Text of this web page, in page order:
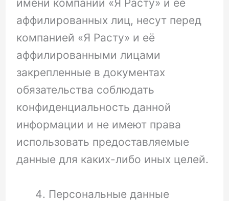
имени компании «Я Расту» и её
аффилированных лиц, несут перед
компанией «Я Расту» и её
аффилированными лицами
закрепленные в документах
обязательства соблюдать
конфиденциальность данной
информации и не имеют права
использовать предоставляемые
данные для каких-либо иных целей.
Персональные данные